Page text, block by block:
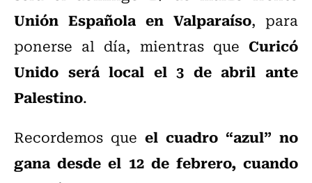
Unión Española en Valparaíso, para
ponerse al día, mientras que Curicó
Unido será local el 3 de abril ante
Palestino.
Recordemos que el cuadro “azul” no
gana desde el 12 de febrero, cuando